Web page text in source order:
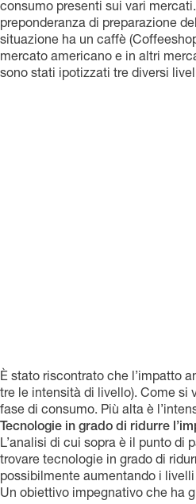
consumo presenti sui vari
preponderanza di preparazione
situazione ha un caffè
mercato americano e in altri
sono stati ipotizzati tre diversi
È stato riscontrato che l’impatto
tre le intensità di livello). Come si
fase di consumo. Più alta è
Tecnologie in grado di ridurre
L’analisi di cui sopra è il punto di
trovare tecnologie in grado di
possibilmente aumentando i
Un obiettivo impegnativo che ha